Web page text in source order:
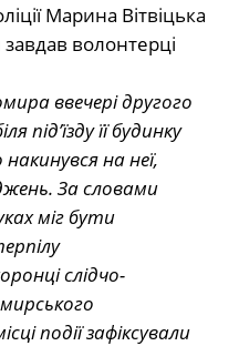
Марина Вітвіцька
волонтерці
ввечері другого
її будинку
на неї,
За словами
міг бути
слідчо-
події зафіксували